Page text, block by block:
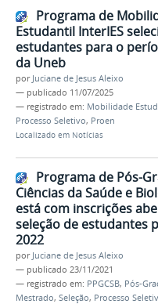
Programa de
Estudantil InterIES
estudantes para o
da Uneb
por Juciane de Jesus Aleixo
— publicado 11/07/2025
— registrado em: Mobilidade
Processo Seletivo, Proen
Localizado em Notícias
Programa de Pós-
Ciências da Saúde e
está com inscrições
seleção de estudantes
2022
por Juciane de Jesus Aleixo
— publicado 23/11/2021
— registrado em: PPGCSB, Pós-
Mestrado, Seleção, Processo